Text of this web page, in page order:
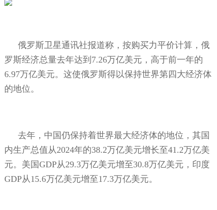
俄罗斯卫星通讯社报道称，按购买力平价计算，俄
罗斯经济总量去年达到 7.26万亿美元，高于前一年的
6.97万亿美元。这使俄罗斯得以保持世界第四大经济体
的地位。
去年，中国仍保持着世界最大经济体的地位，其国
内生产总值从2024年的38.2万亿美元增长至41.2万亿美
元。美国GDP从29.3万亿美元增至30.8万亿美元，印度
GDP从 15.6万亿美元增至17.3万亿美元。